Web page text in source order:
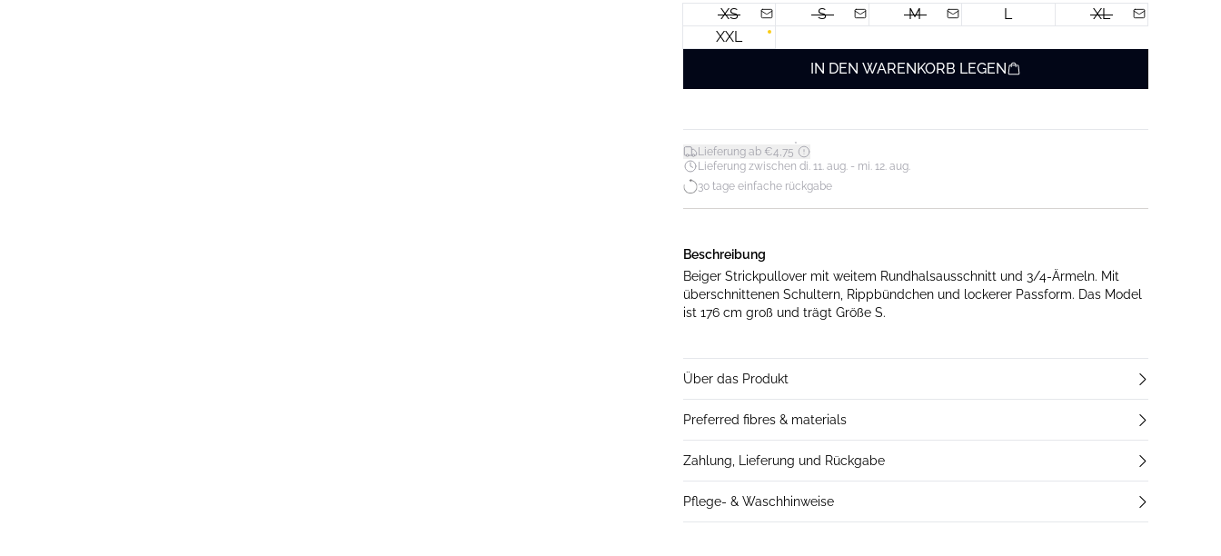
XS S M L
XL
XXL
IN DEN WARENKORB LEGEN
Lieferung ab €4,75*
Lieferung zwischen di. 11. aug. - mi. 12. aug.
30 tage einfache rückgabe
Beschreibung
Beiger Strickpullover mit weitem Rundhalsausschnitt und 3/4-Ärmeln. Mit
überschnittenen Schultern, Rippbündchen und lockerer Passform. Das Model
ist 176 cm groß und trägt Größe S.
Über das Produkt
Preferred fibres & materials
Zahlung, Lieferung und Rückgabe
Pflege- & Waschhinweise